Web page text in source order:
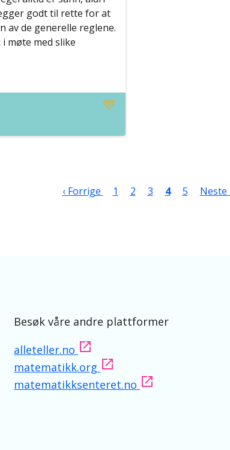
godt til rette for at
av de generelle reglene.
møte med slike
Sider
Forrige side
‹ Forrige Side
1 Side
2 Side
3 Nåværende
4 Side
5 Neste
Neste
Besøk våre andre plattformer
alleteller.no
matematikk.org
matematikksenteret.no